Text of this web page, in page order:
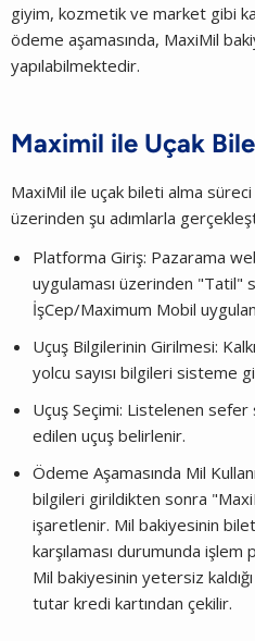
giyim, kozmetik ve market gibi
ödeme aşamasında, MaxiMil
yapılabilmektedir.
Maximil ile Uçak
MaxiMil ile uçak bileti alma
üzerinden şu adımlarla
Platforma Giriş: Pazarama
uygulaması üzerinden "Tatil"
İşCep/Maximum Mobil
Uçuş Bilgilerinin Girilmesi:
yolcu sayısı bilgileri sisteme
Uçuş Seçimi: Listelenen sefer
edilen uçuş belirlenir.
Ödeme Aşamasında Mil
bilgileri girildikten sonra
işaretlenir. Mil bakiyesinin bilet
karşılaması durumunda işlem
Mil bakiyesinin yetersiz
tutar kredi kartından çekilir.